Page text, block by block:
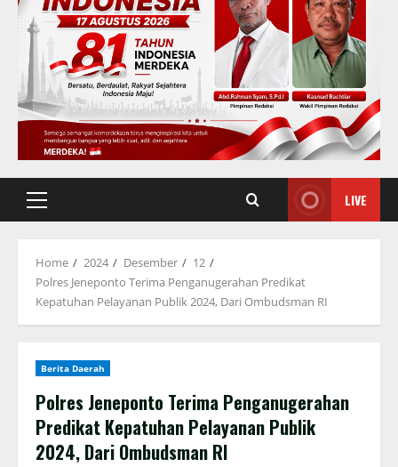
Primary
LIVE
Home 2024 Desember
12
Polres Jeneponto Terima Penganugerahan Predikat
Kepatuhan Pelayanan Publik 2024, Dari Ombudsman RI
Berita Daerah
Polres Jeneponto Terima Penganugerahan
Predikat Kepatuhan Pelayanan Publik
2024, Dari Ombudsman RI